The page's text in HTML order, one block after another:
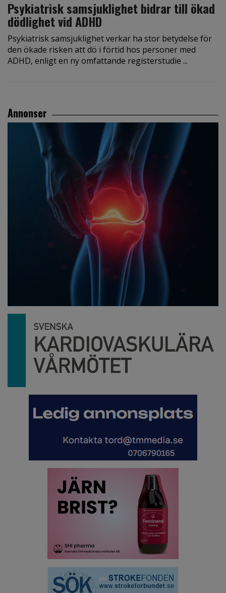
Psykiatrisk samsjuklighet bidrar till ökad
dödlighet vid ADHD
Psykiatrisk samsjuklighet verkar ha stor betydelse för
den ökade risken att dö i förtid hos personer med
ADHD, enligt en ny omfattande registerstudie ...
Annonser